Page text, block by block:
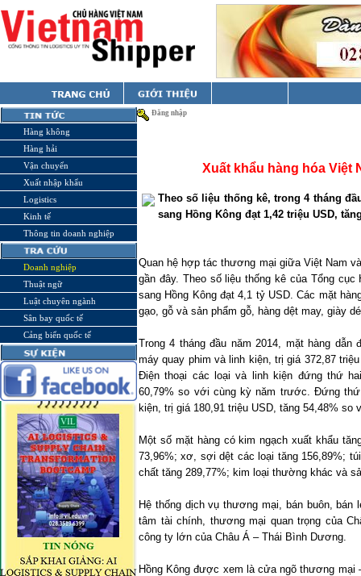
Hàng không
Hàng hải
Vận chuyển
Xuất nhập khẩu
Logistics
Kinh tế
Thông tin doanh nghiệp
Doanh nghiệp
Thuật ngữ
Luật chuyên ngành
Sân bay quốc tế
Cảng biển quốc tế
Đăng nhập
Xuất khẩu hàng hóa Việt
Theo số liệu thống kê, trong 4 tháng
sang Hồng Kông đạt 1,42 triệu USD,
Quan hệ hợp tác thương mại giữa Việt Nam
gần đây. Theo số liệu thống kê của Tổng
sang Hồng Kông đạt 4,1 tỷ USD. Các mặt
gạo, gỗ và sản phẩm gỗ, hàng dệt may, giày
Trong 4 tháng đầu năm 2014, mặt hàng
máy quay phim và linh kiện, trị giá 372,87
Điện thoại các loại và linh kiện đứng thứ
60,79% so với cùng kỳ năm trước. Đứng
kiện, trị giá 180,91 triệu USD, tăng 54,48%
Một số mặt hàng có kim ngạch xuất khẩu
73,96%; xơ, sợi dệt các loại tăng 156,89%;
chất tăng 289,77%; kim loại thường khác và
Hệ thống dịch vụ thương mại, bán buôn,
tâm tài chính, thương mại quan trọng của
công ty lớn của Châu Á – Thái Bình Dương.
Hồng Kông được xem là cửa ngõ thương